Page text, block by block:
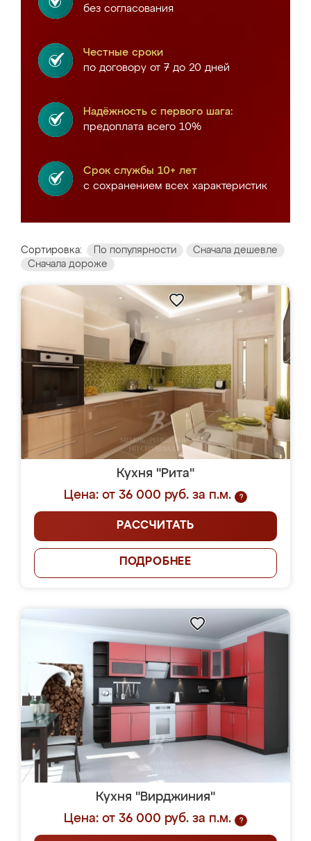
без согласования
Честные сроки
по договору от 7 до 20 дней
Надёжность с первого шага:
предоплата всего 10%
Срок службы 10+ лет
с сохранением всех характеристик
Сортировка: По популярности
Сначала дешевле
Сначала дороже
Кухня "Рита"
Цена: от 36 000 руб. за п.м.
?
РАССЧИТАТЬ
ПОДРОБНЕЕ
Кухня "Вирджиния"
Цена: от 36 000 руб. за п.м.
?